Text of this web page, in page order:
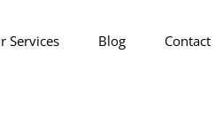
Services Blog Contact